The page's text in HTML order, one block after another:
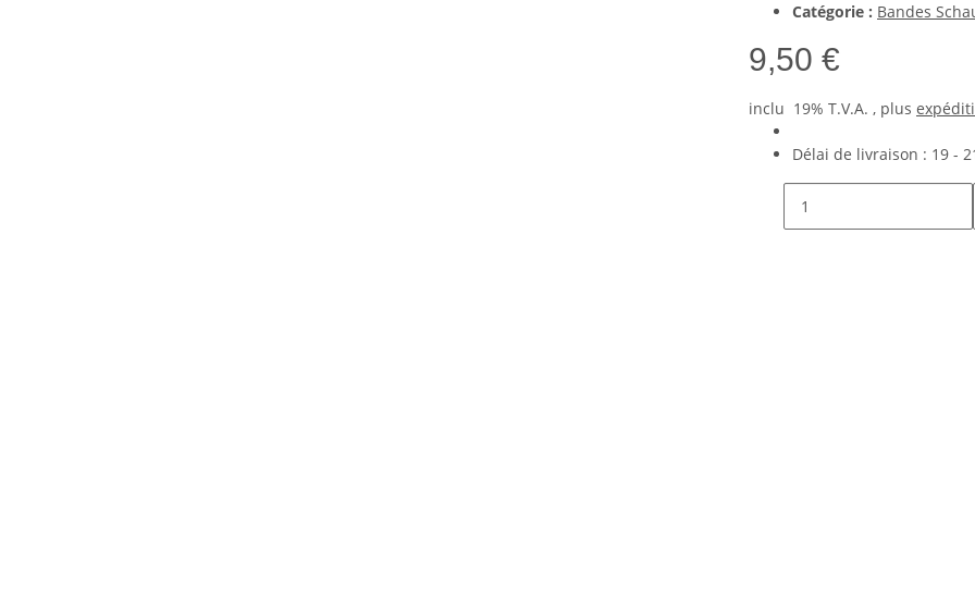
Catégorie : Bandes
9,50 €
inclu 19% T.V.A. , plus
Délai de livraison : 19 -